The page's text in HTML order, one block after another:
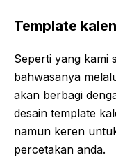
Template
Seperti yang kami
bahwasanya
akan berbagi
desain template
namun keren
percetakan anda.